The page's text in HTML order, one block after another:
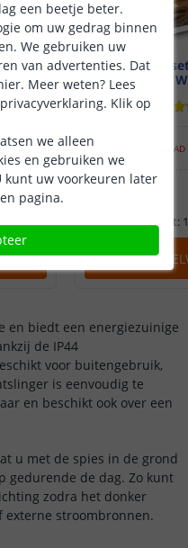
9,95 NIET OP VOORRAAD
2 lichtstanden
Lichtopbrengst:
IN
en biedt een energiezuinige
de IP44
voor buitengebruik,
is eenvoudig te
en beschikt ook over een
u met de spies in de grond
gedurende de dag. Zo kunt
zodra het donker
externe stroombronnen.
een beetje beter.
om uw gedrag binnen
We gebruiken uw
van advertenties. Dat
Meer weten? Lees
Klik op
we alleen
en gebruiken we
kunt uw voorkeuren later
pagina.